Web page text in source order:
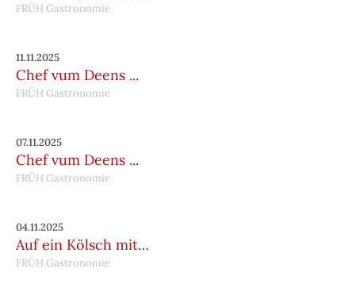
FRÜH Gastronomie
11.11.2025
Chef vum Deens ...
FRÜH Gastronomie
07.11.2025
Chef vum Deens ...
FRÜH Gastronomie
04.11.2025
Auf ein Kölsch mit…
FRÜH Gastronomie